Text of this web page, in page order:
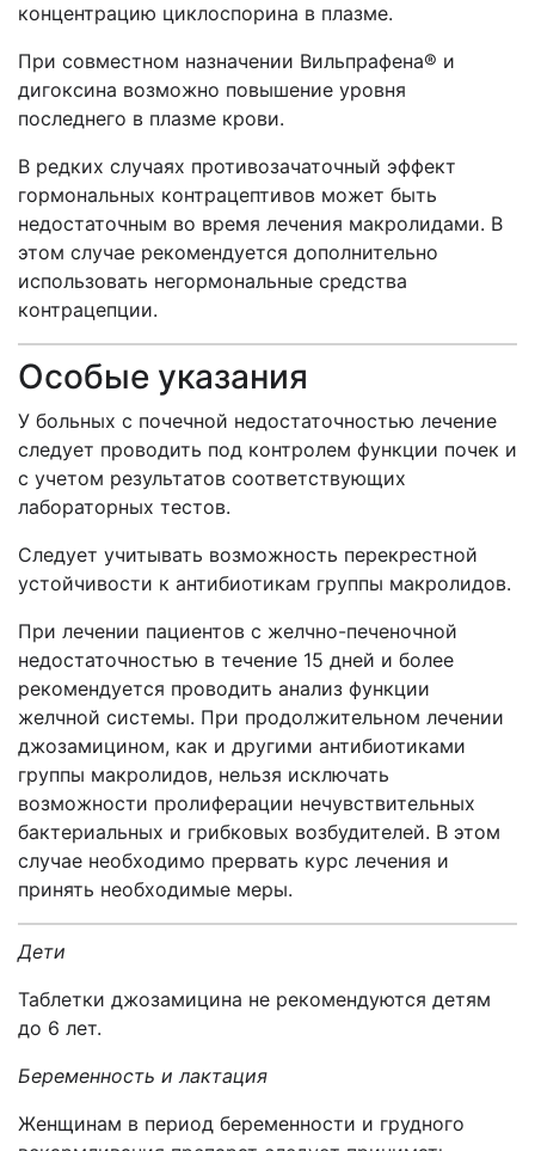
концентрацию циклоспорина в плазме.
При совместном назначении Вильпрафена® и
дигоксина возможно повышение уровня
последнего в плазме крови.
В редких случаях противозачаточный эффект
гормональных контрацептивов может быть
недостаточным во время лечения макролидами. В
этом случае рекомендуется дополнительно
использовать негормональные средства
контрацепции.
Особые указания
У больных с почечной недостаточностью лечение
следует проводить под контролем функции почек и
с учетом результатов соответствующих
лабораторных тестов.
Следует учитывать возможность перекрестной
устойчивости к антибиотикам группы макролидов.
При лечении пациентов с желчно-печеночной
недостаточностью в течение 15 дней и более
рекомендуется проводить анализ функции
желчной системы. При продолжительном лечении
джозамицином, как и другими антибиотиками
группы макролидов, нельзя исключать
возможности пролиферации нечувствительных
бактериальных и грибковых возбудителей. В этом
случае необходимо прервать курс лечения и
принять необходимые меры.
Дети
Таблетки джозамицина не рекомендуются детям
до 6 лет.
Беременность и лактация
Женщинам в период беременности и грудного